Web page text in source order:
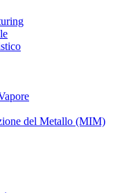
del Metallo (MIM)